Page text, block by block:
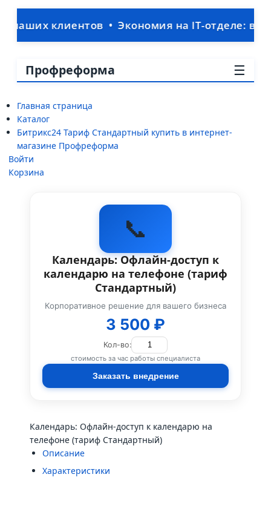
• Экономия на IT-отделе: ваша CRM
Профреформа ☰
Главная страница
Каталог
Битрикс24 Тариф Стандартный купить в интернет-
магазине Профреформа
Войти
Корзина
📞
Календарь: Офлайн-доступ к
календарю на телефоне (тариф
Стандартный)
Корпоративное решение для вашего бизнеса
3 500 ₽
Кол-во:
стоимость за час работы специалиста
Заказать внедрение
Календарь: Офлайн-доступ к календарю на
телефоне (тариф Стандартный)
Описание
Характеристики